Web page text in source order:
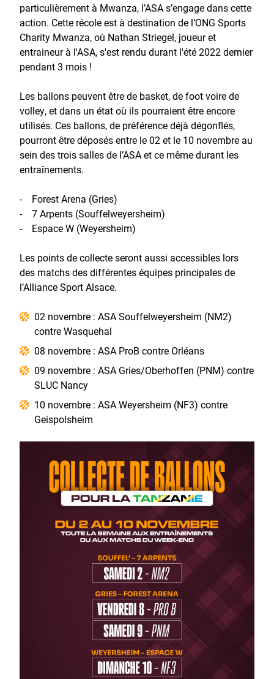
particulièrement à Mwanza, l’ASA s’engage dans cette
action. Cette récole est à destination de l’ONG Sports
Charity Mwanza, où Nathan Striegel, joueur et
entraineur à l'ASA, s'est rendu durant l'été 2022 dernier
pendant 3 mois !
Les ballons peuvent être de basket, de foot voire de
volley, et dans un état où ils pourraient être encore
utilisés. Ces ballons, de préférence déjà dégonflés,
pourront être déposés entre le 02 et le 10 novembre au
sein des trois salles de l’ASA et ce même durant les
entraînements.
- Forest Arena (Gries)
- 7 Arpents (Souffelweyersheim)
- Espace W (Weyersheim)
Les points de collecte seront aussi accessibles lors
des matchs des différentes équipes principales de
l’Alliance Sport Alsace.
02 novembre : ASA Souffelweyersheim (NM2)
contre Wasquehal
08 novembre : ASA ProB contre Orléans
09 novembre : ASA Gries/Oberhoffen (PNM) contre
SLUC Nancy
10 novembre : ASA Weyersheim (NF3) contre
Geispolsheim